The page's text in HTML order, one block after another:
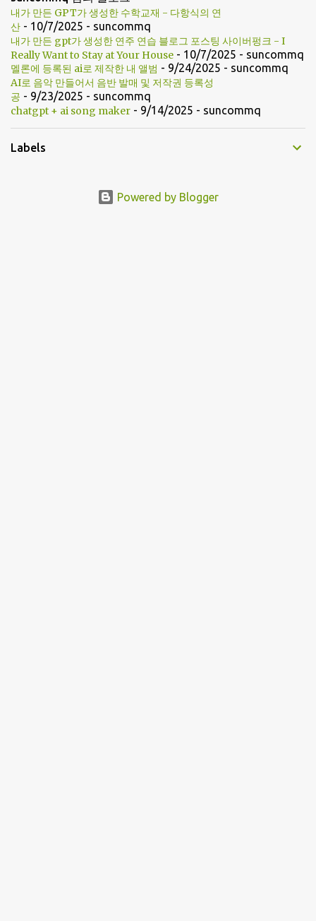
내가 만든 GPT가 생성한 수학교재 - 다항식의 연
산 - 10/7/2025 - suncommq
내가 만든 gpt가 생성한 연주 연습 블로그 포스팅 사이버펑크 - I
Really Want to Stay at Your House - 10/7/2025 - suncommq
멜론에 등록된 ai로 제작한 내 앨범 - 9/24/2025 - suncommq
AI로 음악 만들어서 음반 발매 및 저작권 등록성
공 - 9/23/2025 - suncommq
chatgpt + ai song maker - 9/14/2025 - suncommq
Labels
Powered by Blogger